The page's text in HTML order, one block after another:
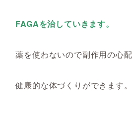
FAGAを治していきます。
薬を使わないので副作用の心配
健康的な体づくりができます。